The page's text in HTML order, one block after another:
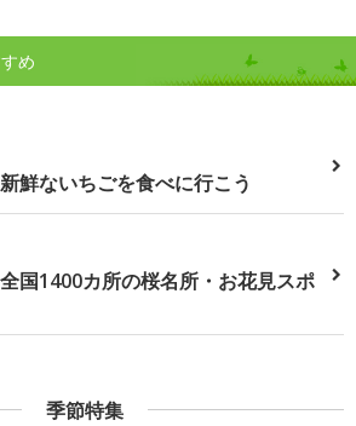
め
鮮ないちごを食べに行こう
国1400カ所の桜名所・お花見スポ
季節特集